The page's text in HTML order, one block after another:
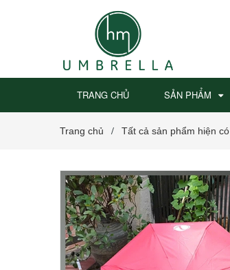
TRANG CHỦ SẢN PHẨM
Trang chủ / Tất cả sản phẩm hiện có